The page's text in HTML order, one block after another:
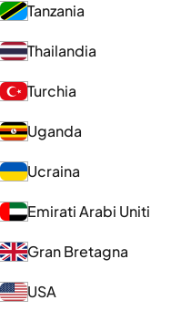
Tanzania
Thailandia
Turchia
Uganda
Ucraina
Emirati Arabi Uniti
Gran Bretagna
USA